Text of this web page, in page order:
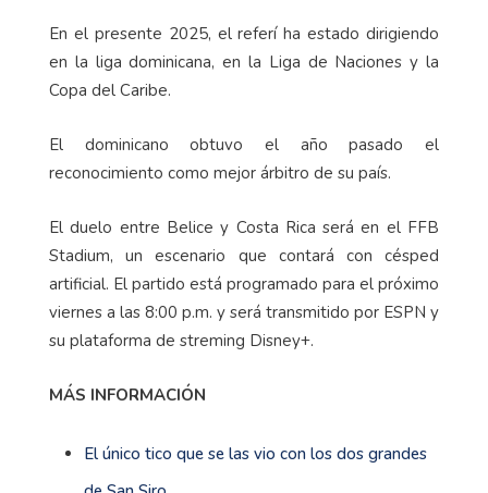
En el presente 2025, el referí ha estado dirigiendo
en la liga dominicana, en la Liga de Naciones y la
Copa del Caribe.
El dominicano obtuvo el año pasado el
reconocimiento como mejor árbitro de su país.
El duelo entre Belice y Costa Rica será en el FFB
Stadium, un escenario que contará con césped
artificial. El partido está programado para el próximo
viernes a las 8:00 p.m. y será transmitido por ESPN y
su plataforma de streming Disney+.
MÁS INFORMACIÓN
El único tico que se las vio con los dos grandes